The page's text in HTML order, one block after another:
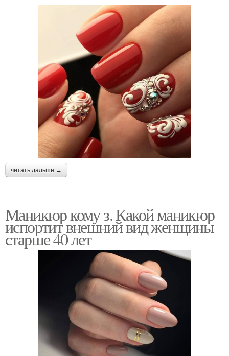
читать дальше →
Маникюр кому з. Какой маникюр
испортит внешний вид женщины
старше 40 лет